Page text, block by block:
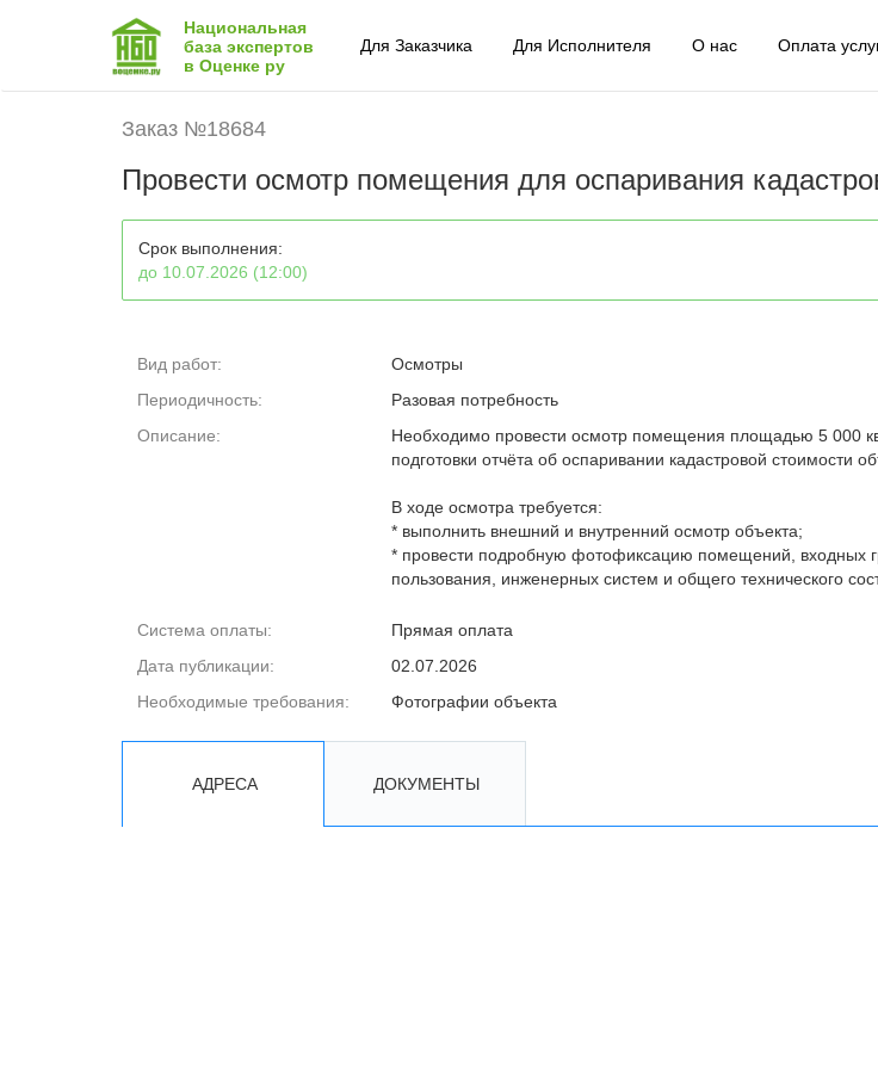
Национальная
база экспертов
в Оценке ру
Для Заказчика Для Исполнителя О нас Оплата
Заказ №18684
Провести осмотр помещения для оспаривания
Срок выполнения:
до 10.07.2026 (12:00)
Вид работ:
Осмотры
Периодичность:
Разовая потребность
Описание:
Необходимо провести осмотр помещения площадью 5 000
подготовки отчёта об оспаривании кадастровой стоимости
В ходе осмотра требуется:
* выполнить внешний и внутренний осмотр объекта;
* провести подробную фотофиксацию помещений, входных
пользования, инженерных систем и общего технического
Система оплаты:
Прямая оплата
Дата публикации:
02.07.2026
Необходимые требования:
Фотографии объекта
АДРЕСА ДОКУМЕНТЫ